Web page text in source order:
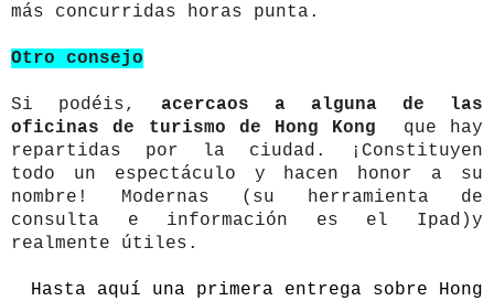
más concurridas horas punta.
Otro consejo
Si podéis, acercaos a alguna de las
oficinas de turismo de Hong Kong que hay
repartidas por la ciudad. ¡Constituyen
todo un espectáculo y hacen honor a su
nombre! Modernas (su herramienta de
consulta e información es el Ipad)y
realmente útiles.
Hasta aquí una primera entrega sobre Hong